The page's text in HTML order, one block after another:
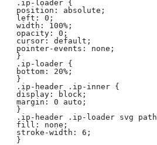
.ip-loader {
position: absolute;
left: 0;
width: 100%;
opacity: 0;
cursor: default;
pointer-events: none;
}
.ip-loader {
bottom: 20%;
}
.ip-header .ip-inner {
display: block;
margin: 0 auto;
}
.ip-header .ip-loader svg
fill: none;
stroke-width: 6;
}